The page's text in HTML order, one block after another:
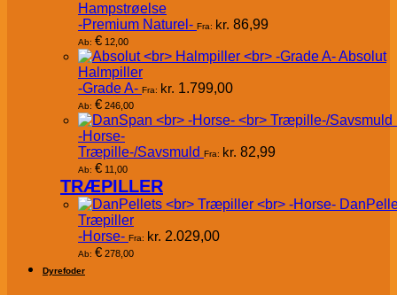
Hampstrøelse
-Premium Naturel- Fra: kr. 86,99
Ab: € 12,00
Absolut
Halmpiller
-Grade A- Fra: kr. 1.799,00
Ab: € 246,00
-Horse-
Træpille-/Savsmuld Fra: kr. 82,99
Ab: € 11,00
TRÆPILLER
Træpiller
-Horse- Fra: kr. 2.029,00
Ab: € 278,00
Dyrefoder